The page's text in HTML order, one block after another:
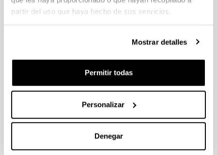
partir del uso que haya hecho de sus servicios.
Mostrar detalles
Permitir todas
Personalizar
Denegar
formation
Autoría:
Gómez, M.C.; Durana, N.; García, J.A.; de Blas, M.;
Sáez de Cámara, E.; García-Ruiz, E.; Gangoiti, G.;
Torre-Pascual, E.; Iza, J.
Atmospheric Environment
Volumen: